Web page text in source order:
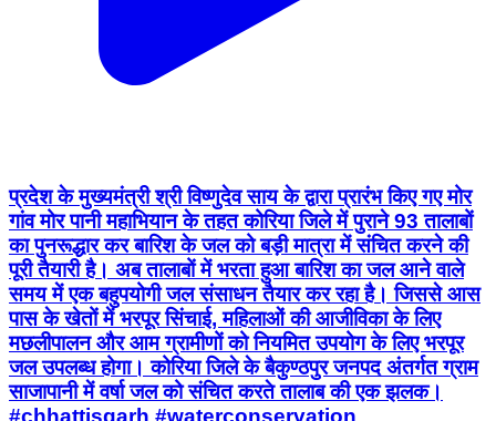
प्रदेश के मुख्यमंत्री श्री विष्णुदेव साय के द्वारा प्रारंभ किए गए मोर
गांव मोर पानी महाभियान के तहत कोरिया जिले में पुराने 93 तालाबों
का पुनरूद्धार कर बारिश के जल को बड़ी मात्रा में संचित करने की
पूरी तैयारी है। अब तालाबों में भरता हुआ बारिश का जल आने वाले
समय में एक बहुपयोगी जल संसाधन तैयार कर रहा है। जिससे आस
पास के खेतों में भरपूर सिंचाई, महिलाओं की आजीविका के लिए
मछलीपालन और आम ग्रामीणों को नियमित उपयोग के लिए भरपूर
जल उपलब्ध होगा। कोरिया जिले के बैकुण्ठपुर जनपद अंतर्गत ग्राम
साजापानी में वर्षा जल को संचित करते तालाब की एक झलक।